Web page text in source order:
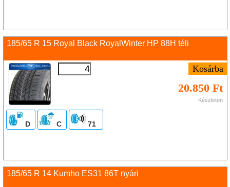
185/65 R 15 Royal Black RoyalWinter HP 88H téli
20.850 Ft
Készleten
D C 71
185/65 R 14 Kumho ES31 86T nyári